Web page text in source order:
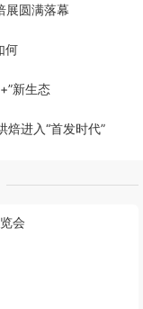
展圆满落幕
何
新生态
进入“首发时代”
会